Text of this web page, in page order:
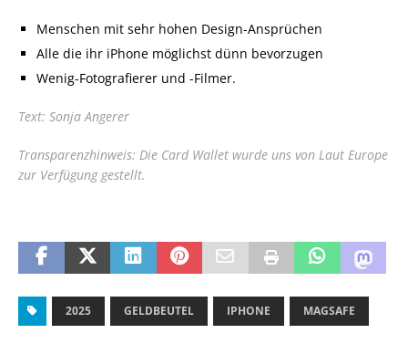
Menschen mit sehr hohen Design-Ansprüchen
Alle die ihr iPhone möglichst dünn bevorzugen
Wenig-Fotografierer und -Filmer.
Text: Sonja Angerer
Transparenzhinweis: Die Card Wallet wurde uns von Laut Europe
zur Verfügung gestellt.
2025 GELDBEUTEL IPHONE MAGSAFE